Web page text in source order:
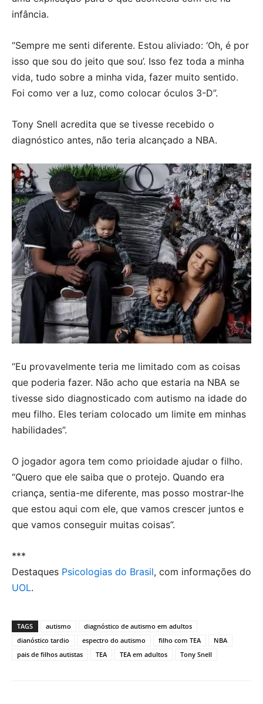
infância.
“Sempre me senti diferente. Estou aliviado: ‘Oh, é por
isso que sou do jeito que sou’. Isso fez toda a minha
vida, tudo sobre a minha vida, fazer muito sentido.
Foi como ver a luz, como colocar óculos 3-D”.
Tony Snell acredita que se tivesse recebido o
diagnóstico antes, não teria alcançado a NBA.
“Eu provavelmente teria me limitado com as coisas
que poderia fazer. Não acho que estaria na NBA se
tivesse sido diagnosticado com autismo na idade do
meu filho. Eles teriam colocado um limite em minhas
habilidades”.
O jogador agora tem como prioidade ajudar o filho.
“Quero que ele saiba que o protejo. Quando era
criança, sentia-me diferente, mas posso mostrar-lhe
que estou aqui com ele, que vamos crescer juntos e
que vamos conseguir muitas coisas”.
***
Destaques Psicologias do Brasil, com informações do
UOL.
TAGS autismo
diagnóstico de autismo em adultos
dianóstico tardio
espectro do autismo filho com TEA
NBA
pais de filhos autistas
TEA TEA em adultos Tony Snell